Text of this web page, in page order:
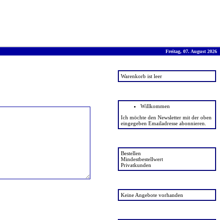
Freitag, 07. August 2026
Warenkorb ist leer
Willkommen
Ich möchte den Newsletter mit der oben
eingegeben Emailadresse abonnieren.
Bestellen
Mindestbestellwert
Privatkunden
Keine Angebote vorhanden